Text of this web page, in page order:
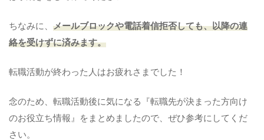
ちなみに、 メールブロックや電話着信拒否しても、以降の連
絡を受けずに済みます。
転職活動が終わった人はお疲れさまでした！
念のため、転職活動後に気になる『転職先が決まった方向け
のお役立ち情報』をまとめましたので、ぜひ参考にしてくだ
さい。